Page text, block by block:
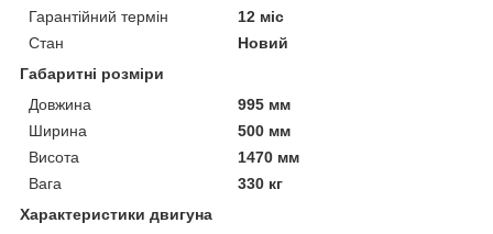
Гарантійний термін
12 міс
Стан
Новий
Габаритні розміри
Довжина
995 мм
Ширина
500 мм
Висота
1470 мм
Вага
330 кг
Характеристики двигуна